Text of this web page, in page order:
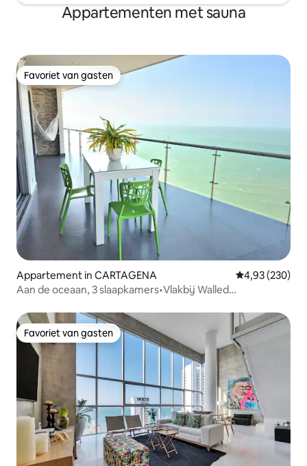
Appartementen met sauna
Favoriet van gasten
Favoriet van gasten
Appartement in CARTAGENA Gemiddelde
4,93 (230)
Aan de oceaan, 3 slaapkamers•Vlakbij Walled
Favoriet van gasten
Favoriet van gasten